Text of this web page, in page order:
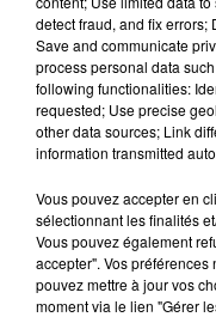
detect fraud, and fix
Save and communicate
process personal data
following functionalities:
requested; Use precise
other data sources; Link
information transmitted
Vous pouvez accepter en
sélectionnant les finalités
Vous pouvez également
accepter". Vos
pouvez mettre à jour vos
moment via le lien "Gérer